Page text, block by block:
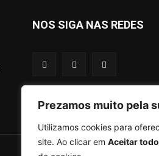
Prezamos muito pela
Utilizamos cookies para
site. Ao clicar em Aceitar
NOS SIGA NAS REDES